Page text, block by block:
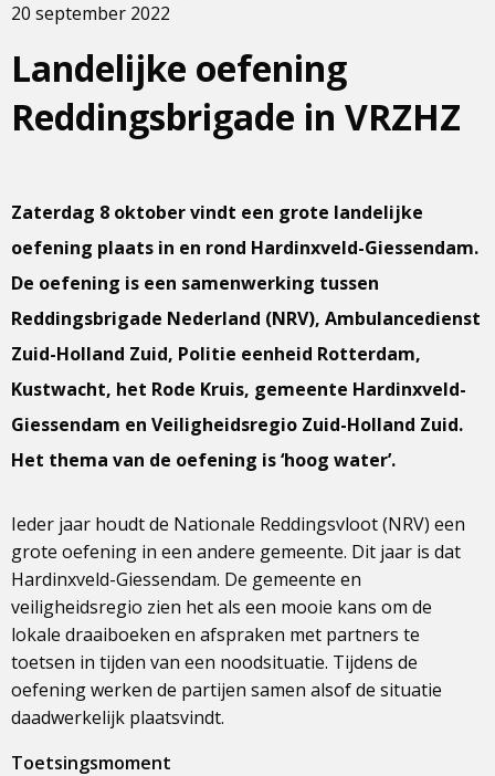
Landelijke oefening
Reddingsbrigade in VRZHZ
20 september 2022
Zaterdag 8 oktober vindt een grote landelijke
oefening plaats in en rond Hardinxveld-Giessendam.
De oefening is een samenwerking tussen
Reddingsbrigade Nederland (NRV), Ambulancedienst
Zuid-Holland Zuid, Politie eenheid Rotterdam,
Kustwacht, het Rode Kruis, gemeente Hardinxveld-
Giessendam en Veiligheidsregio Zuid-Holland Zuid.
Het thema van de oefening is ‘hoog water’.
Ieder jaar houdt de Nationale Reddingsvloot (NRV) een
grote oefening in een andere gemeente. Dit jaar is dat
Hardinxveld-Giessendam. De gemeente en
veiligheidsregio zien het als een mooie kans om de
lokale draaiboeken en afspraken met partners te
toetsen in tijden van een noodsituatie. Tijdens de
oefening werken de partijen samen alsof de situatie
daadwerkelijk plaatsvindt.
Toetsingsmoment